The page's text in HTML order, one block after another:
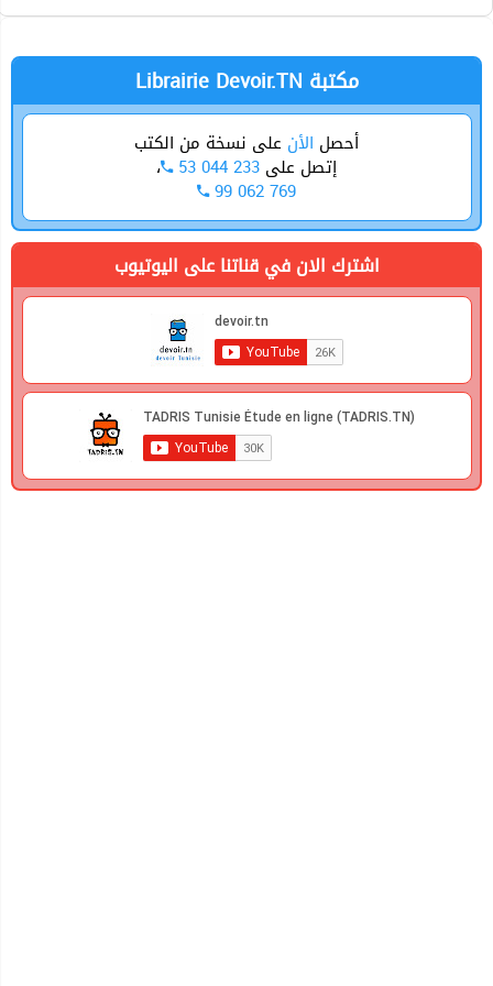
Anglais
Mathématiques
Librairie Devoir.TN مكتبة
أحصل الأن على نسخة من الكتب
إتصل على 53 044 233 ،
99 062 769
اشترك الان في قناتنا على اليوتيوب